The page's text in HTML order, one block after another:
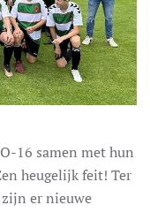
16 samen met hun
heugelijk feit! Ter
zijn er nieuwe